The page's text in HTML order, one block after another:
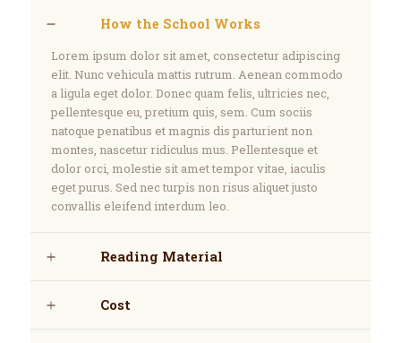
How the School Works
Lorem ipsum dolor sit amet, consectetur adipiscing
elit. Nunc vehicula mattis rutrum. Aenean commodo
a ligula eget dolor. Donec quam felis, ultricies nec,
pellentesque eu, pretium quis, sem. Cum sociis
natoque penatibus et magnis dis parturient non
montes, nascetur ridiculus mus. Pellentesque et
dolor orci, molestie sit amet tempor vitae, iaculis
eget purus. Sed nec turpis non risus aliquet justo
convallis eleifend interdum leo.
Reading Material
Cost